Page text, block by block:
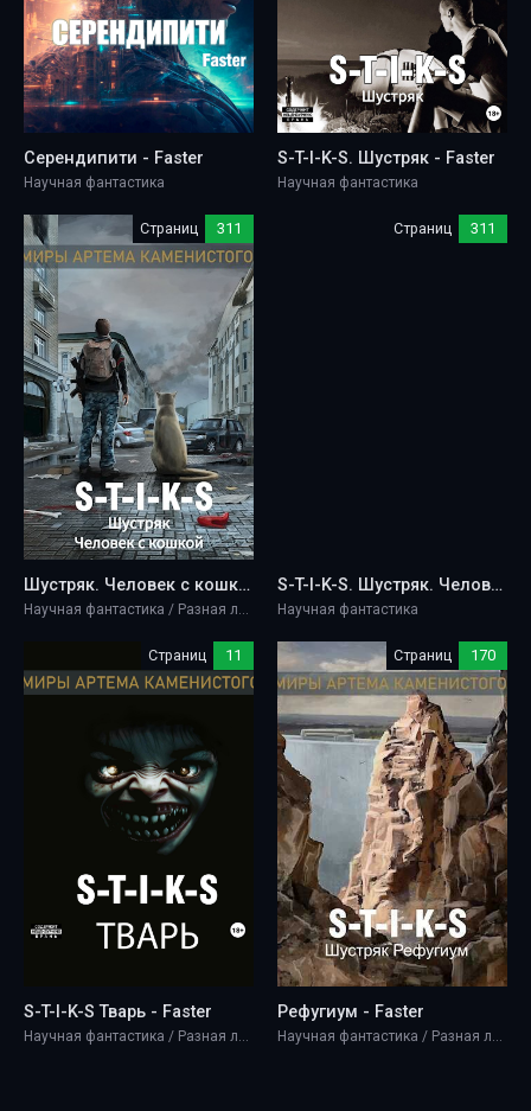
Серендипити - Faster
Научная фантастика
S-T-I-K-S. Шустряк - Faster
Научная фантастика
Страниц 311
Шустряк. Человек с кошкой - Faster
Научная фантастика / Разная литература
Страниц 311
S-T-I-K-S. Шустряк. Человек с кошкой - Faster
Научная фантастика
Страниц 11
S-T-I-K-S Тварь - Faster
Научная фантастика / Разная литература
Страниц 170
Рефугиум - Faster
Научная фантастика / Разная литература